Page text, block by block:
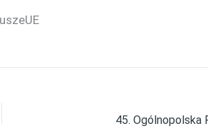
45. Ogólnopolska